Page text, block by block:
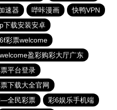
速器 哔咔漫画
快鸭VPN
下载安装安卓
6f彩票welcome
welcome盈彩购彩大厅广东
平台登录
下载大全官网
—全民彩票 彩6娱乐手机端